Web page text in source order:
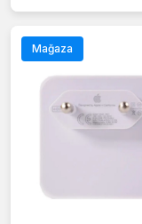
Mağaza